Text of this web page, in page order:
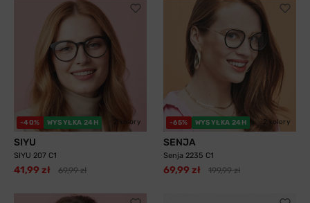
-40% WYSYŁKA 24H 2 kolory
SIYU
SIYU 207 C1
41,99 zł 69,99 zł
-65% WYSYŁKA 24H 2 kolory
SENJA
Senja 2235 C1
69,99 zł 199,99 zł